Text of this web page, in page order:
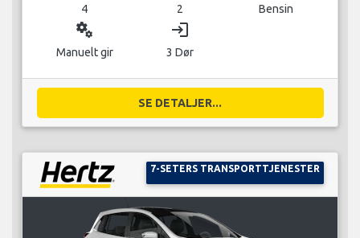
4 2 Bensin
miscellaneous_services
Manuelt gir
login
3 Dør
SE DETALJER...
7-SETERS TRANSPORTTJENESTER